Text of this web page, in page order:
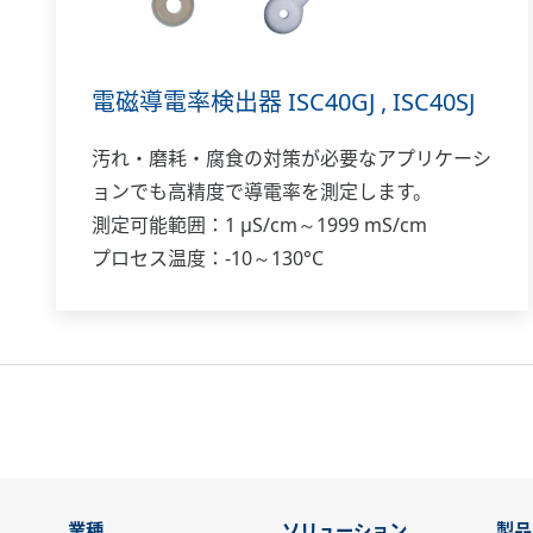
電磁導電率検出器 ISC40GJ , ISC40SJ
汚れ・磨耗・腐食の対策が必要なアプリケーシ
ョンでも高精度で導電率を測定します。
測定可能範囲：1 μS/cm～1999 mS/cm
プロセス温度：-10～130°C